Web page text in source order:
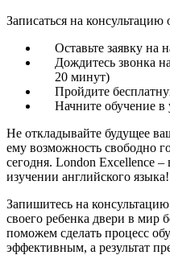
Записаться на консультацию
Оставьте заявку на
Дождитесь звонка
20 минут)
Пройдите
Начните обучение в
Не откладывайте будущее
ему возможность свободно
сегодня. London Excellence
изучении английского языка!
Запишитесь на
своего ребенка двери в
поможем сделать процесс
эффективным, а результат